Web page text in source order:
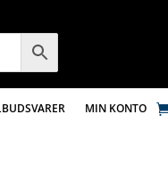
MIN KONTO